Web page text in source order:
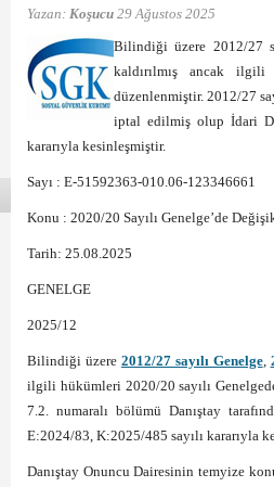
Yazan: Koşucu 29 Ağustos 2025
Bilindiği üzere 2012/27
kaldırılmış ancak
düzenlenmiştir. 2012/27
iptal edilmiş olup İdari
kararıyla kesinleşmiştir.
Sayı : E-51592363-010.06-123346661
Konu : 2020/20 Sayılı Genelge’de
Tarih: 25.08.2025
GENELGE
2025/12
Bilindiği üzere 2012/27 sayılı Genelge,
ilgili hükümleri 2020/20 sayılı
7.2. numaralı bölümü Danıştay
E:2024/83, K:2025/485 sayılı kararıyla
Danıştay Onuncu Dairesinin temyize